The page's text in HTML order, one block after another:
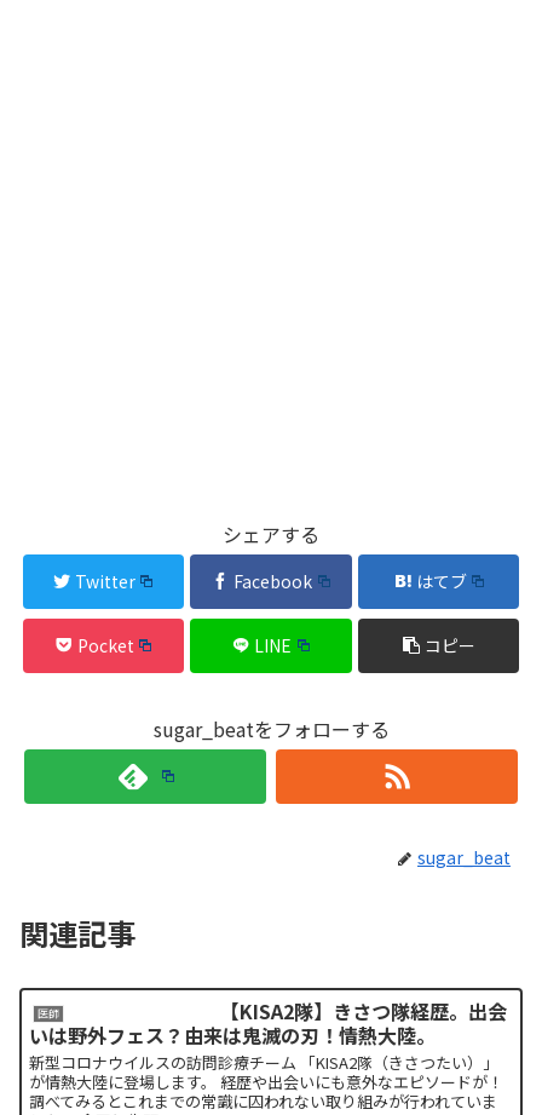
シェアする
Twitter Facebook はてブ
Pocket LINE コピー
sugar_beatをフォローする
sugar_beat
関連記事
医師
【KISA2隊】きさつ隊経歴。出会
いは野外フェス？由来は鬼滅の刃！情熱大陸。
新型コロナウイルスの訪問診療チーム 「KISA2隊（きさつたい）」
が情熱大陸に登場します。 経歴や出会いにも意外なエピソードが！
調べてみるとこれまでの常識に囚われない取り組みが行われていま